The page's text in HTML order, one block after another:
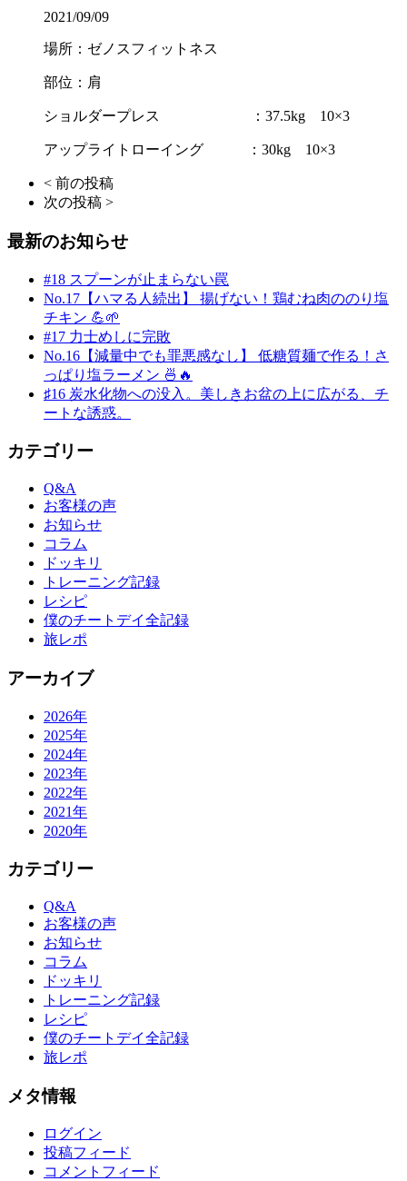
2021/09/09
場所：ゼノスフィットネス
部位：肩
ショルダープレス ：37.5kg 10×3
アップライトローイング ：30kg 10×3
< 前の投稿
次の投稿 >
最新のお知らせ
#18 スプーンが止まらない罠
No.17【ハマる人続出】 揚げない！鶏むね肉ののり塩
チキン 💪🌱
#17 力士めしに完敗
No.16【減量中でも罪悪感なし】 低糖質麺で作る！さ
っぱり塩ラーメン 🍜🔥
♯16 炭水化物への没入。美しきお盆の上に広がる、チ
ートな誘惑。
カテゴリー
Q&A
お客様の声
お知らせ
コラム
ドッキリ
トレーニング記録
レシピ
僕のチートデイ全記録
旅レポ
アーカイブ
2026年
2025年
2024年
2023年
2022年
2021年
2020年
カテゴリー
Q&A
お客様の声
お知らせ
コラム
ドッキリ
トレーニング記録
レシピ
僕のチートデイ全記録
旅レポ
メタ情報
ログイン
投稿フィード
コメントフィード